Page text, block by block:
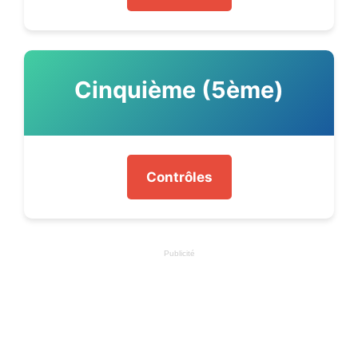
Cinquième (5ème)
Contrôles
Publicité